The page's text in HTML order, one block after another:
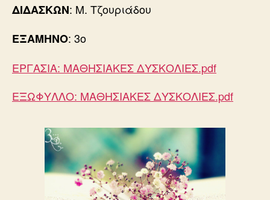
ΔΙΔΑΣΚΩΝ: Μ. Τζουριάδου
ΕΞΑΜΗΝΟ: 3ο
ΕΡΓΑΣΙΑ: ΜΑΘΗΣΙΑΚΕΣ ΔΥΣΚΟΛΙΕΣ.pdf
ΕΞΩΦΥΛΛΟ: ΜΑΘΗΣΙΑΚΕΣ ΔΥΣΚΟΛΙΕΣ.pdf